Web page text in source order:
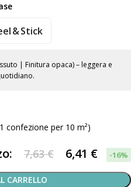
& Stick
| Finitura opaca) – leggera e
confezione per 10 m²)
7,63 € 6,41 € -16%
CARRELLO